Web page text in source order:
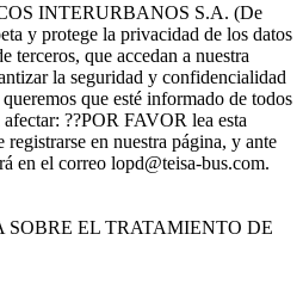
INTERURBANOS S.A. (De
y protege la privacidad de los datos
terceros, que accedan a nuestra
la seguridad y confidencialidad
que esté informado de todos
??POR FAVOR lea esta
en nuestra página, y ante
en el correo lopd@teisa-bus.com.
SOBRE EL TRATAMIENTO DE